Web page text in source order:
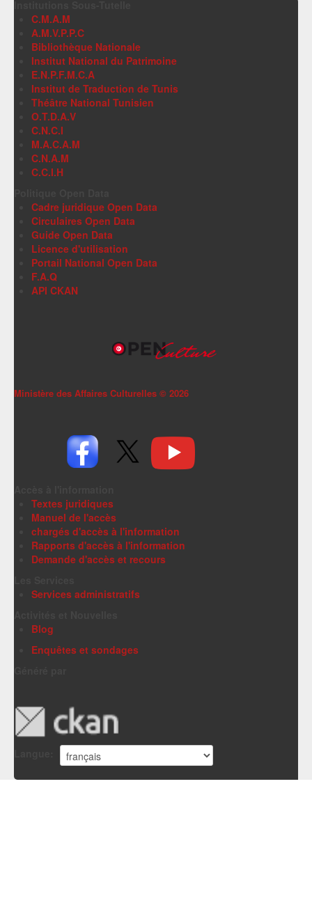
C.M.A.M
A.M.V.P.P.C
Bibliothèque Nationale
Institut National du Patrimoine
E.N.P.F.M.C.A
Institut de Traduction de Tunis
Théâtre National Tunisien
O.T.D.A.V
C.N.C.I
M.A.C.A.M
C.N.A.M
C.C.I.H
Cadre juridique Open Data
Circulaires Open Data
Guide Open Data
Licence d'utilisation
Portail National Open Data
F.A.Q
API CKAN
Ministère des Affaires Culturelles © 2026
Textes juridiques
Manuel de l'accès
chargés d'accès à l'information
Rapports d'accès à l'information
Demande d'accès et recours
Services administratifs
Blog
Enquêtes et sondages